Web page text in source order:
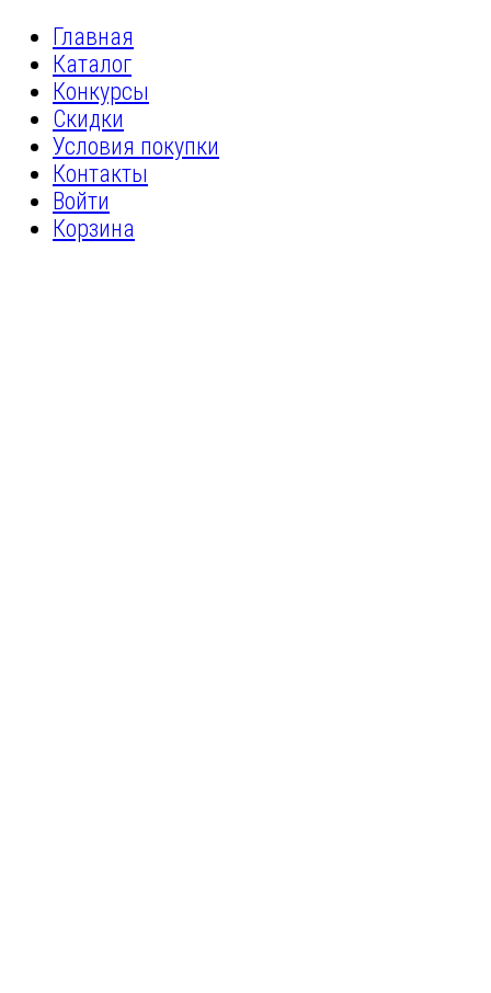
Главная
Каталог
Конкурсы
Скидки
Условия покупки
Контакты
Войти
Корзина